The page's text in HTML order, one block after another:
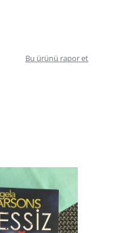
Bu ürünü rapor et